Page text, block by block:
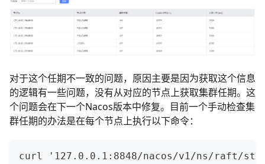
对于这个任期不一致的问题，原因主要是因为获取这个信息
的逻辑有一些问题，没有从对应的节点上获取集群任期。这
个问题会在下一个Nacos版本中修复。目前一个手动检查集
群任期的办法是在每个节点上执行以下命令：
curl '127.0.0.1:8848/nacos/v1/ns/raft/